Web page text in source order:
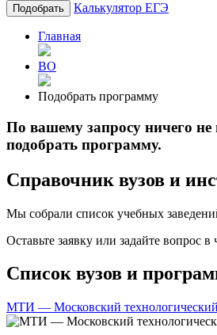
Подобрать Калькулятор ЕГЭ
Главная
ВО
Подобрать программу
По вашему запросу ничего
подобрать программу.
Справочник вузов и
Мы собрали список учебных
Оставьте заявку или задайте
Список вузов и
МТИ — Московский